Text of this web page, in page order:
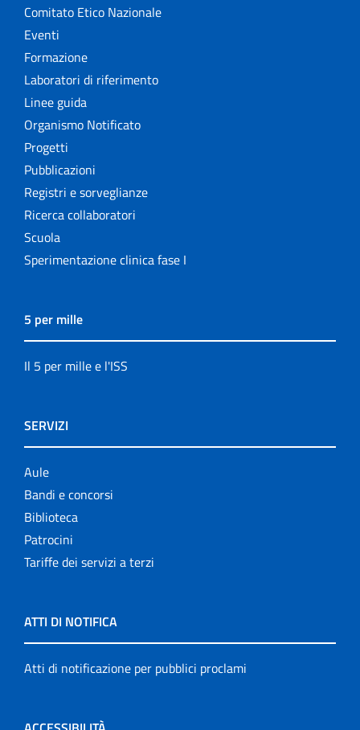
Comitato Etico Nazionale
Eventi
Formazione
Laboratori di riferimento
Linee guida
Organismo Notificato
Progetti
Pubblicazioni
Registri e sorveglianze
Ricerca collaboratori
Scuola
Sperimentazione clinica fase I
5 per mille
Il 5 per mille e l'ISS
SERVIZI
Aule
Bandi e concorsi
Biblioteca
Patrocini
Tariffe dei servizi a terzi
ATTI DI NOTIFICA
Atti di notificazione per pubblici proclami